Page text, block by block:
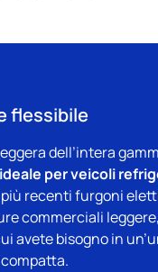
flessibile
dell’intera
per veicoli
più recenti furgoni
commerciali
avete bisogno in